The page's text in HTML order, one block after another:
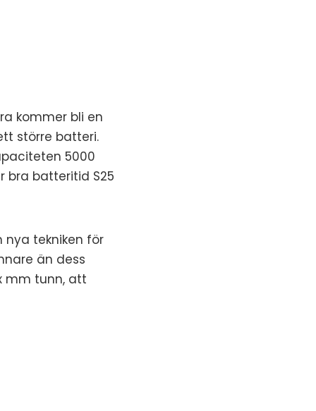
kommer bli en
större batteri.
5000
bra batteritid S25
tekniken för
än dess
mm tunn, att